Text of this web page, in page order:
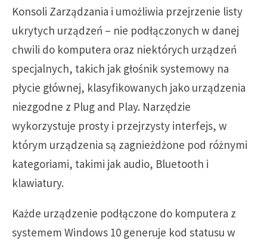
Konsoli Zarządzania i umożliwia przejrzenie listy
ukrytych urządzeń – nie podłączonych w danej
chwili do komputera oraz niektórych urządzeń
specjalnych, takich jak głośnik systemowy na
płycie głównej, klasyfikowanych jako urządzenia
niezgodne z Plug and Play. Narzędzie
wykorzystuje prosty i przejrzysty interfejs, w
którym urządzenia są zagnieżdżone pod różnymi
kategoriami, takimi jak audio, Bluetooth i
klawiatury.
Każde urządzenie podłączone do komputera z
systemem Windows 10 generuje kod statusu w